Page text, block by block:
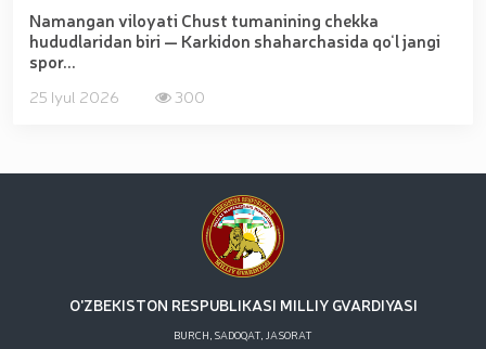
Namangan viloyati Chust tumanining chekka
hududlaridan biri — Karkidon shaharchasida qo‘l jangi
spor...
25 Iyul 2026 300
O'ZBEKISTON RESPUBLIKASI MILLIY GVARDIYASI
BURCH, SADOQAT, JASORAT